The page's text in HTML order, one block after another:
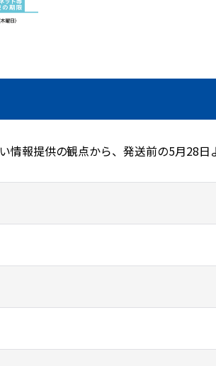
報提供の観点から、発送前の5月28